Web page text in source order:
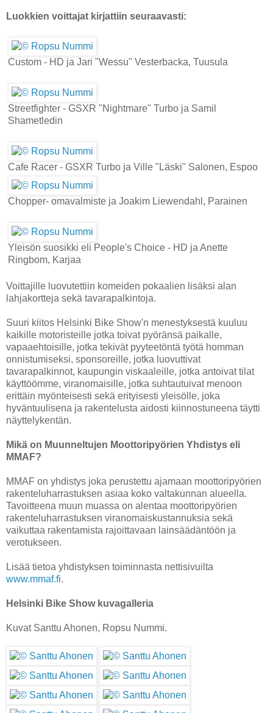
Luokkien voittajat kirjattiin seuraavasti:
Custom - HD ja Jari "Wessu" Vesterbacka, Tuusula
Streetfighter - GSXR "Nightmare" Turbo ja Samil
Shametledin
Cafe Racer - GSXR Turbo ja Ville "Läski" Salonen, Espoo
Chopper- omavalmiste ja Joakim Liewendahl, Parainen
Yleisön suosikki eli People's Choice - HD ja Anette
Ringbom, Karjaa
Voittajille luovutettiin komeiden pokaalien lisäksi alan
lahjakortteja sekä tavarapalkintoja.
Suuri kiitos Helsinki Bike Show'n menestyksestä kuuluu
kaikille motoristeille jotka toivat pyöränsä paikalle,
vapaaehtoisille, jotka tekivät pyyteetöntä työtä homman
onnistumiseksi, sponsoreille, jotka luovuttivat
tavarapalkinnot, kaupungin viskaaleille, jotka antoivat tilat
käyttöömme, viranomaisille, jotka suhtautuivat menoon
erittäin myönteisesti sekä erityisesti yleisölle, joka
hyväntuulisena ja rakentelusta aidosti kiinnostuneena täytti
näyttelykentän.
Mikä on Muunneltujen Moottoripyörien Yhdistys eli
MMAF?
MMAF on yhdistys joka perustettu ajamaan moottoripyörien
rakenteluharrastuksen asiaa koko valtakunnan alueella.
Tavoitteena muun muassa on alentaa moottoripyörien
rakenteluharrastuksen viranomaiskustannuksia sekä
vaikuttaa rakentamista rajoittavaan lainsäädäntöön ja
verotukseen.
Lisää tietoa yhdistyksen toiminnasta nettisivuilta
www.mmaf.fi.
Helsinki Bike Show kuvagalleria
Kuvat Santtu Ahonen, Ropsu Nummi.